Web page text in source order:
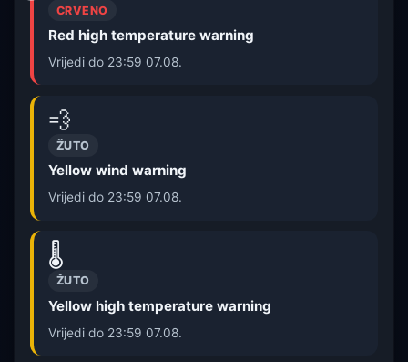
CRVENO
Red high temperature warning
Vrijedi do 23:59 07.08.
💨
ŽUTO
Yellow wind warning
Vrijedi do 23:59 07.08.
🌡️
ŽUTO
Yellow high temperature warning
Vrijedi do 23:59 07.08.